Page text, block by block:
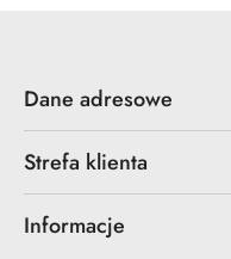
Dane adresowe
Strefa klienta
Informacje